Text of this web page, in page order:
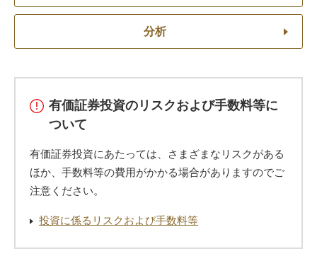
分析
有価証券投資のリスクおよび手数料等に
ついて
有価証券投資にあたっては、さまざまなリスクがある
ほか、手数料等の費用がかかる場合がありますのでご
注意ください。
投資に係るリスクおよび手数料等